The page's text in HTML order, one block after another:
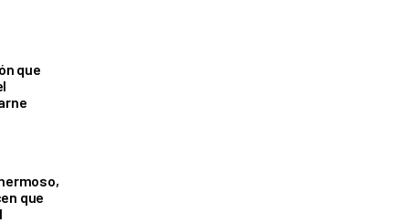
que
que